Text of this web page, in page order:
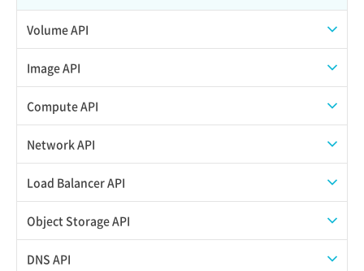
Volume API
スナップショット一覧取得
スナップショット作成
スナップショット削除
スナップショット詳細取得（アイテム指定）
Image API
ISOイメージアップロード
ISOイメージ作成
イメージ一覧取得
Compute API
ISOイメージ挿入/排出
SSHキーペア一覧取得
SSHキーペア作成
Network API
QoSポリシー一覧取得
QoSポリシー詳細取得
サブネット一覧取得
Load Balancer API
プール一覧取得
プール作成
Object Storage API
Web公開
DNS API